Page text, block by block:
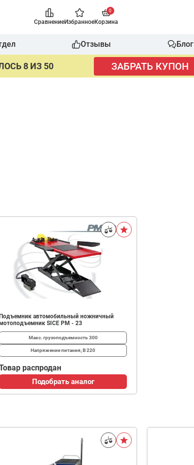
СравнениеИзбранное
0
Корзина
Отзывы Блог
8 ИЗ 50 ЗАБРАТЬ КУПОН
Подъемник автомобильный ножничный
SICE PM - 23
Макс. грузоподъемность300
Напряжение питания, В220
распродан
Подобрать аналог